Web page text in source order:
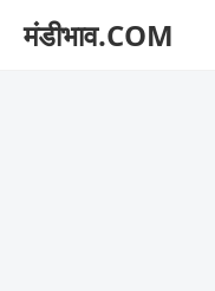
मंडीभाव.COM